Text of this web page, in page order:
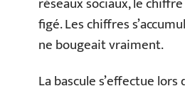
figé. Les chiffres
ne bougeait vraiment.
La bascule s’effectue lors